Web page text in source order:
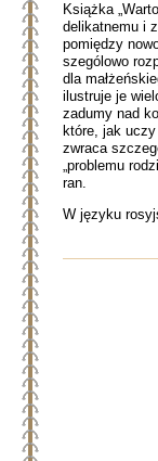
Książka
delikatnemu i
pomiędzy
szególowo
dla
ilustruje je
zadumy nad
które, jak
zwraca
„problemu
ran.
W języku